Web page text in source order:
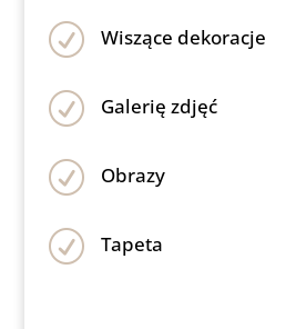
R Wiszące dekoracje
R Galerię zdjęć
R Obrazy
R Tapeta